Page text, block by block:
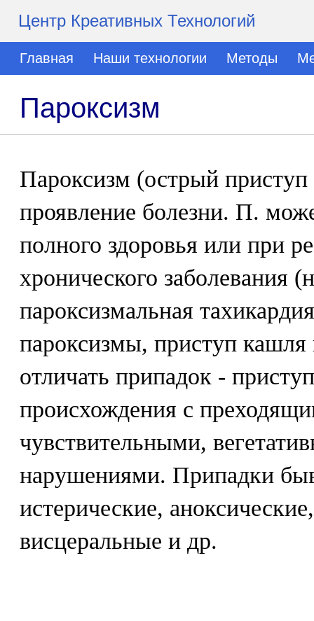
Центр Креативных Технологий
Главная Наши технологии Методы
Пароксизм
Пароксизм (острый приступ
проявление болезни. П.
полного здоровья или при
хронического заболевания
пароксизмальная
пароксизмы, приступ
отличать припадок -
происхождения с
чувствительными,
нарушениями. Припадки
истерические,
висцеральные и др.